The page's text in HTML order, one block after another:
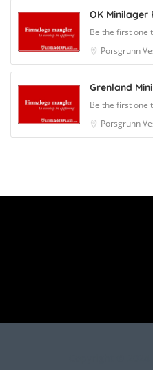
OK Minilager
Be the first one
Porsgrunn
Grenland
Be the first one
Porsgrunn